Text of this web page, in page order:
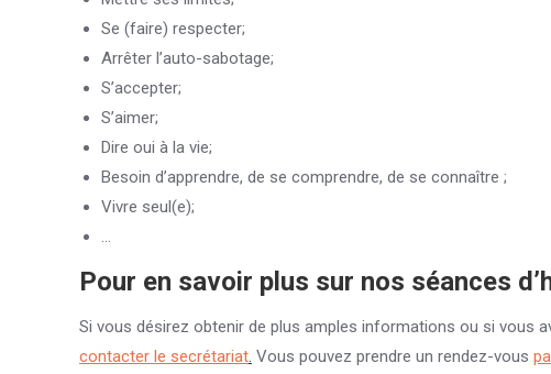
Se (faire) respecter;
Arrêter l’auto-sabotage;
S’accepter;
S’aimer;
Dire oui à la vie;
Besoin d’apprendre, de se comprendre, de se connaître ;
Vivre seul(e);
…
Pour en savoir plus sur nos séances
Si vous désirez obtenir de plus amples informations ou si vous
contacter le secrétariat. Vous pouvez prendre un rendez-vous